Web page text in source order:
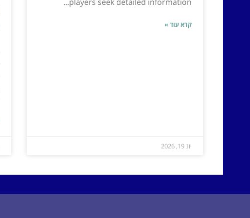
קרא עוד »
יונ 19, 2026